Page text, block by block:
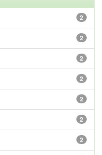
2
2
2
2
2
2
2